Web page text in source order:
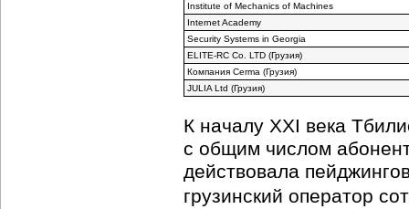
Institute of Mechanics of Machines
Internet Academy
Security Systems in Georgia
ELITE-RC Co. LTD (Грузия)
Компания Cerma (Грузия)
JULIA Ltd (Грузия)
К началу XXI века
с общим числом
действовала
грузинский оператор